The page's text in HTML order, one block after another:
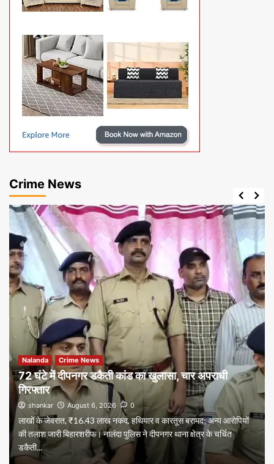
Crime News
Nalanda Crime News
72 घंटे में दीपनगर डकैती कांड का खुलासा, चार अपराधी
गिरफ्तार
shankar August 6, 2026 0
लाखों के जेवरात, ₹16.43 लाख नकद, हथियार व कारतूस बरामद; अन्य आरोपियों
की तलाश जारी बिहारशरीफ। नालंदा पुलिस ने दीपनगर थाना क्षेत्र के चर्चित
डकैती...